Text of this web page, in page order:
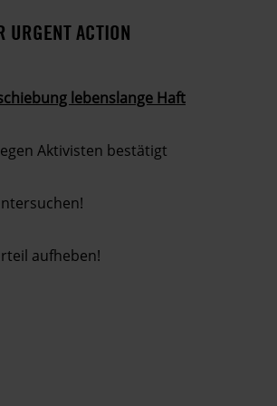
URGENT ACTION
lebenslange Haft
Aktivisten bestätigt
aufheben!